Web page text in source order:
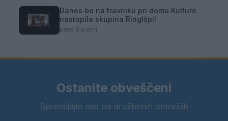
Danes bo na travniku pri domu Kulture
nastopila skupina Ringlšpil
pred 6 urami
Ostanite obveščeni
Spremljajte nas na družbenih omrežjih